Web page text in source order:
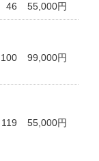
46 55,000円
100 99,000円
119 55,000円